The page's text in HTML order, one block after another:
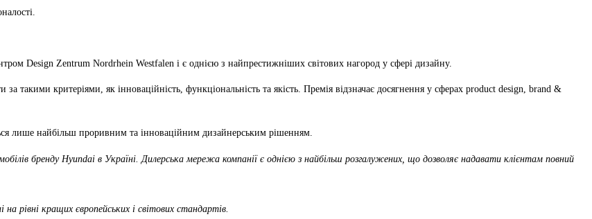
Design Zentrum Nordrhein Westfalen і є однією з найпрестижніших світових нагород у сфері дизайну.
такими критеріями, як інноваційність, функціональність та якість. Премія відзначає досягнення у сферах product design, brand &
лише найбільш проривним та інноваційним дизайнерським рішенням.
бренду Hyundai в Україні. Дилерська мережа компанії є однією з найбільш розгалужених, що дозволяє надавати клієнтам повний
рівні кращих європейських і світових стандартів.